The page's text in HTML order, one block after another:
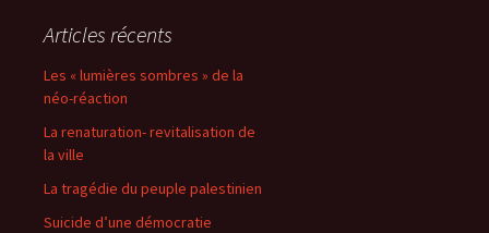
Articles récents
Les « lumières sombres » de la
néo-réaction
La renaturation- revitalisation de
la ville
La tragédie du peuple palestinien
Suicide d’une démocratie